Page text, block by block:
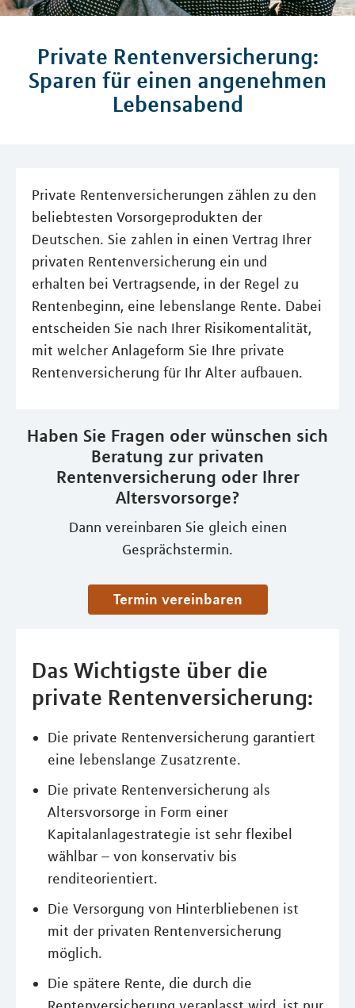
Private Rentenversicherung:
Sparen für einen angenehmen
Lebensabend
Private Rentenversicherungen zählen zu den
beliebtesten Vorsorgeprodukten der
Deutschen. Sie zahlen in einen Vertrag Ihrer
privaten Rentenversicherung ein und
erhalten bei Vertragsende, in der Regel zu
Rentenbeginn, eine lebenslange Rente. Dabei
entscheiden Sie nach Ihrer Risikomentalität,
mit welcher Anlageform Sie Ihre private
Rentenversicherung für Ihr Alter aufbauen.
Haben Sie Fragen oder wünschen sich
Beratung zur privaten
Rentenversicherung oder Ihrer
Altersvorsorge?
Dann vereinbaren Sie gleich einen
Gesprächstermin.
Termin vereinbaren
Das Wichtigste über die
private Rentenversicherung:
Die private Rentenversicherung garantiert
eine lebenslange Zusatzrente.
Die private Rentenversicherung als
Altersvorsorge in Form einer
Kapitalanlagestrategie ist sehr flexibel
wählbar – von konservativ bis
renditeorientiert.
Die Versorgung von Hinterbliebenen ist
mit der privaten Rentenversicherung
möglich.
Die spätere Rente, die durch die